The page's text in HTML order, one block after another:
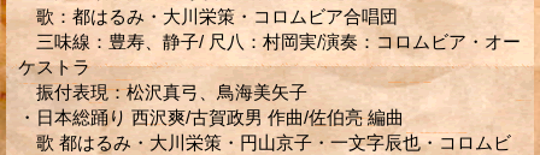
歌：都はるみ・大川栄策・コロムビア合唱団
三味線：豊寿、静子/ 尺八：村岡実/演奏：コロムビア・オー
ケストラ
振付表現：松沢真弓、鳥海美矢子
・日本総踊り 西沢爽/古賀政男 作曲/佐伯亮 編曲
歌 都はるみ・大川栄策・円山京子・一文字辰也・コロムビ